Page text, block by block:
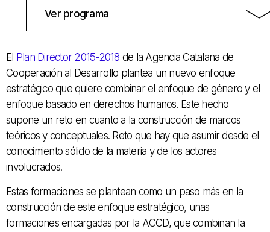
Ver programa
El Plan Director 2015-2018 de la Agencia Catalana de
Cooperación al Desarrollo plantea un nuevo enfoque
estratégico que quiere combinar el enfoque de género y el
enfoque basado en derechos humanos. Este hecho
supone un reto en cuanto a la construcción de marcos
teóricos y conceptuales. Reto que hay que asumir desde el
conocimiento sólido de la materia y de los actores
involucrados.
Estas formaciones se plantean como un paso más en la
construcción de este enfoque estratégico, unas
formaciones encargadas por la ACCD, que combinan la